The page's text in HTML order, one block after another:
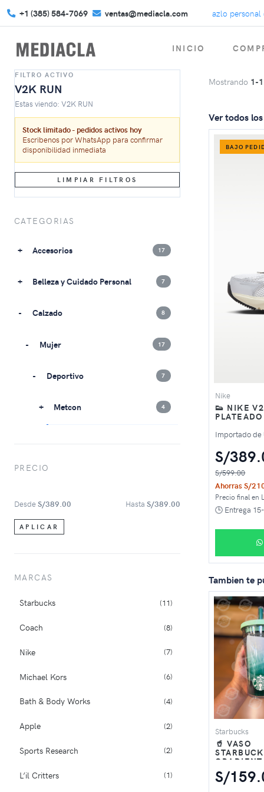
+1 (385) 584-7069 ventas@mediacla.com
Conviértete en inolvidable – hazlo personal
INICIO
Mostrando 1-1
Ver todos
BAJO
Nike
👟 NIKE
PLATEADO
Importado
S/
S/599.00
Ahorras S/
Precio final en
🕒 Entrega
Tambien te
Starbucks
🥤 VASO
MINT 16
S/
FILTRO ACTIVO
V2K RUN
Estas viendo: V2K RUN
Stock limitado - pedidos activos hoy
Escribenos por WhatsApp para confirmar
disponibilidad inmediata
LIMPIAR FILTROS
CATEGORIAS
Accesorios 17
Belleza y Cuidado Personal 7
Calzado 8
Mujer 17
Deportivo 7
Metcon 4
Zapatillas
Coleccionables 11
Electrónica
PRECIO
DesdeS/389.00 Hasta S/389.00
APLICAR
MARCAS
Starbucks (11)
Coach (8)
Nike (7)
Michael Kors (6)
Bath & Body Works (4)
Apple (2)
Sports Research (2)
L’il Critters (1)